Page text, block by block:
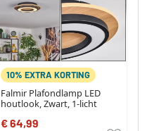
10% EXTRA KORTING
Falmir Plafondlamp LED
houtlook, Zwart, 1-licht
€ 64,99